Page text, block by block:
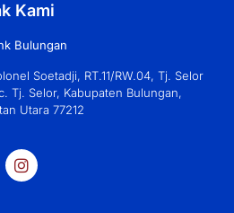
Kami
Bulungan
Soetadji, RT.11/RW.04, Tj. Selor
Tj. Selor, Kabupaten Bulungan,
Utara 77212